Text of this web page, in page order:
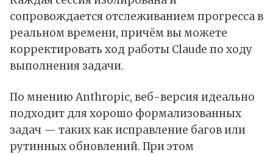
сопровождается отслеживанием прогресса в
реальном времени, причём вы можете
корректировать ход работы Claude по ходу
выполнения задачи.
По мнению Anthropic, веб-версия идеально
подходит для хорошо формализованных
задач — таких как исправление багов или
рутинных обновлений. При этом